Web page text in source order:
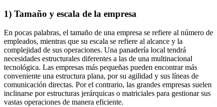
1) Tamaño y escala de la empresa
En pocas palabras, el tamaño de una empresa se refiere al número de
empleados, mientras que su escala se refiere al alcance y la
complejidad de sus operaciones. Una panadería local tendrá
necesidades estructurales diferentes a las de una multinacional
tecnológica. Las empresas más pequeñas pueden encontrar más
conveniente una estructura plana, por su agilidad y sus líneas de
comunicación directas. Por el contrario, las grandes empresas suelen
inclinarse por estructuras jerárquicas o matriciales para gestionar sus
vastas operaciones de manera eficiente.